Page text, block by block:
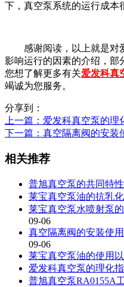
下，真空泵系统的运行成本
感谢阅读，以上就是对
影响运行的因素的介绍，部
您想了解更多有关爱发科真
竭诚为您服务。
分享到：
上一篇 ：爱发科真空泵的
下一篇 ：真空隔离阀的安
相关推荐
普旭真空泵的共同特
莱宝真空泵油的抗乳
莱宝真空泵水喷射泵
09-06
真空隔离阀的安装使
09-06
莱宝真空泵油的使用
爱发科真空泵的理化
普旭真空泵RA0155A